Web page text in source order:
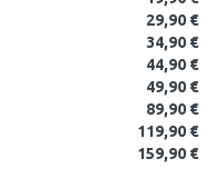
29,90 €
34,90 €
44,90 €
49,90 €
89,90 €
119,90 €
159,90 €